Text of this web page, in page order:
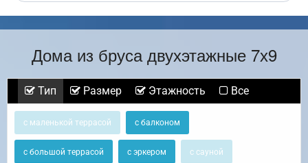
Дома из бруса двухэтажные 7х9
Тип Размер Этажность Все
с маленькой террасой с балконом
с большой террасой с эркером с сауной